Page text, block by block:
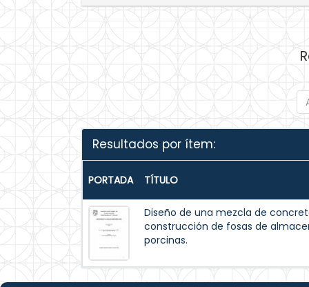
Resultados por ítem:
PORTADA TÍTULO
Diseño de una mezcla de
construcción de fosas de
porcinas.